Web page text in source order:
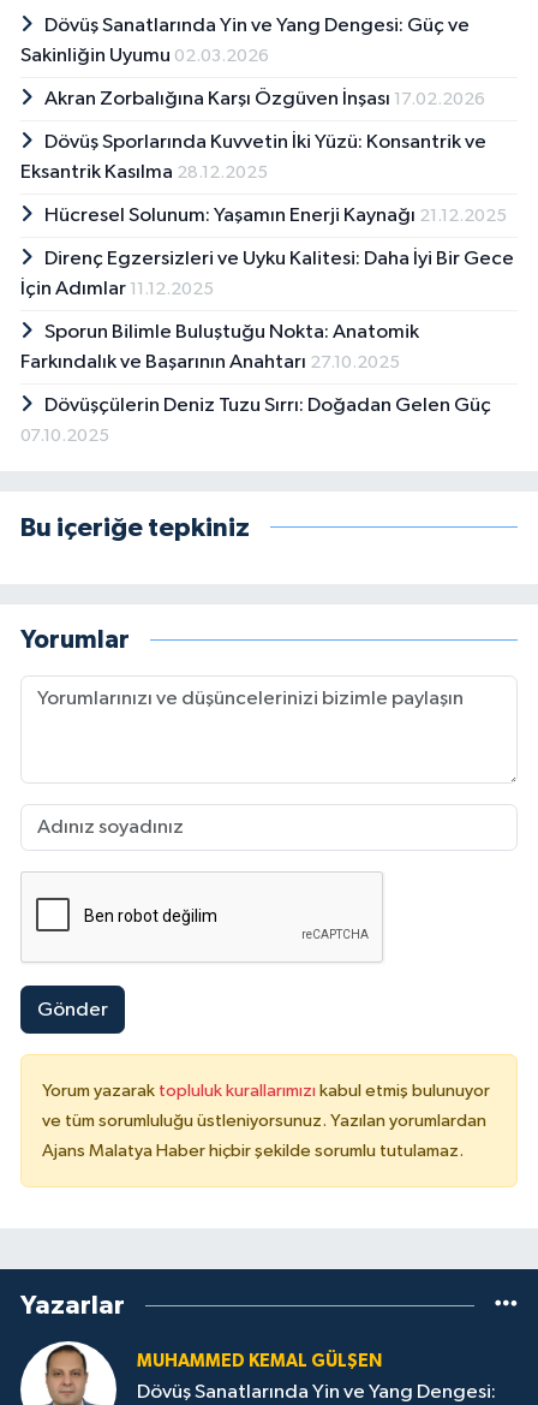
Dövüş Sanatlarında Yin ve Yang Dengesi: Güç ve
Sakinliğin Uyumu 02.03.2026
Akran Zorbalığına Karşı Özgüven İnşası 17.02.2026
Dövüş Sporlarında Kuvvetin İki Yüzü: Konsantrik ve
Eksantrik Kasılma 28.12.2025
Hücresel Solunum: Yaşamın Enerji Kaynağı 21.12.2025
Direnç Egzersizleri ve Uyku Kalitesi: Daha İyi Bir Gece
İçin Adımlar 11.12.2025
Sporun Bilimle Buluştuğu Nokta: Anatomik
Farkındalık ve Başarının Anahtarı 27.10.2025
Dövüşçülerin Deniz Tuzu Sırrı: Doğadan Gelen Güç
07.10.2025
Bu içeriğe tepkiniz
Yorumlar
Gönder
Yorum yazarak topluluk kurallarımızı kabul etmiş bulunuyor
ve tüm sorumluluğu üstleniyorsunuz. Yazılan yorumlardan
Ajans Malatya Haber hiçbir şekilde sorumlu tutulamaz.
Yazarlar
MUHAMMED KEMAL GÜLŞEN
Dövüş Sanatlarında Yin ve Yang Dengesi: